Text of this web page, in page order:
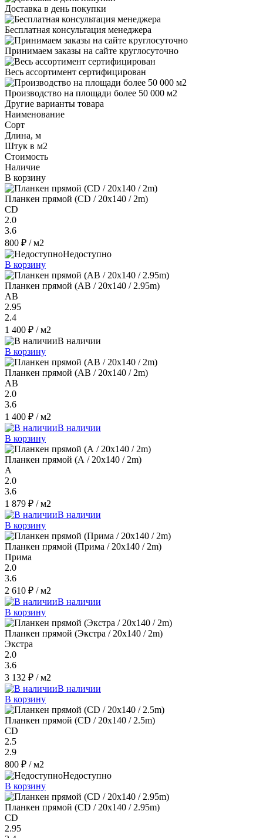
Доставка в день покупки
Бесплатная консультация менеджера
Принимаем заказы на сайте круглосуточно
Весь ассортимент сертифицирован
Производство на площади более 50 000 м2
Другие варианты товара
Наименование
Сорт
Длина, м
Штук в м2
Стоимость
Наличие
В корзину
Планкен прямой (CD / 20х140 / 2m)
CD
2.0
3.6
800 ₽ / м2
Недоступно
В корзину
Планкен прямой (AB / 20х140 / 2.95m)
AB
2.95
2.4
1 400 ₽ / м2
В наличии
В корзину
Планкен прямой (AB / 20х140 / 2m)
AB
2.0
3.6
1 400 ₽ / м2
В наличии
В корзину
Планкен прямой (А / 20х140 / 2m)
A
2.0
3.6
1 879 ₽ / м2
В наличии
В корзину
Планкен прямой (Прима / 20х140 / 2m)
Прима
2.0
3.6
2 610 ₽ / м2
В наличии
В корзину
Планкен прямой (Экстра / 20х140 / 2m)
Экстра
2.0
3.6
3 132 ₽ / м2
В наличии
В корзину
Планкен прямой (CD / 20х140 / 2.5m)
CD
2.5
2.9
800 ₽ / м2
Недоступно
В корзину
Планкен прямой (CD / 20х140 / 2.95m)
CD
2.95